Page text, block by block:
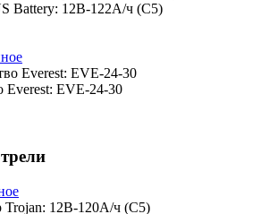
Battery: 12В-122А/ч (С5)
Everest: EVE-24-30